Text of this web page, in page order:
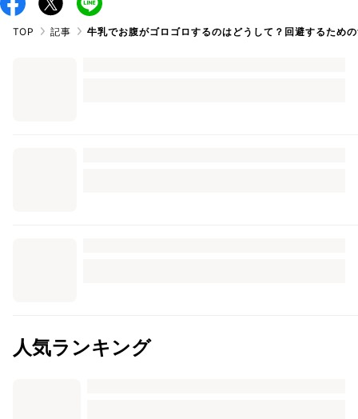
TOP 記事 牛乳でお腹がゴロゴロするのはどうして？回避するため
人気ランキング